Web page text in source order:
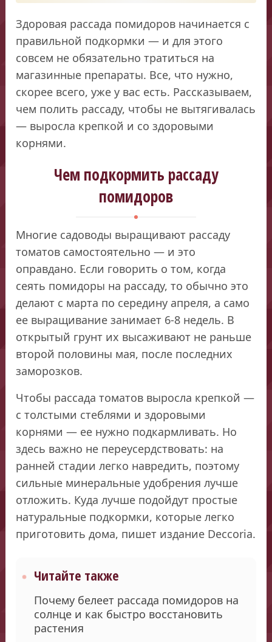
Здоровая рассада помидоров начинается с
правильной подкормки — и для этого
совсем не обязательно тратиться на
магазинные препараты. Все, что нужно,
скорее всего, уже у вас есть. Рассказываем,
чем полить рассаду, чтобы не вытягивалась
— выросла крепкой и со здоровыми
корнями.
Чем подкормить рассаду
помидоров
Многие садоводы выращивают рассаду
томатов самостоятельно — и это
оправдано. Если говорить о том, когда
сеять помидоры на рассаду, то обычно это
делают с марта по середину апреля, а само
ее выращивание занимает 6-8 недель. В
открытый грунт их высаживают не раньше
второй половины мая, после последних
заморозков.
Чтобы рассада томатов выросла крепкой —
с толстыми стеблями и здоровыми
корнями — ее нужно подкармливать. Но
здесь важно не переусердствовать: на
ранней стадии легко навредить, поэтому
сильные минеральные удобрения лучше
отложить. Куда лучше подойдут простые
натуральные подкормки, которые легко
приготовить дома, пишет издание Deccoria.
Читайте также
Почему белеет рассада помидоров на
солнце и как быстро восстановить
растения